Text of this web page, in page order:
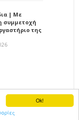
Ok!
| Με
συμμετοχή
της